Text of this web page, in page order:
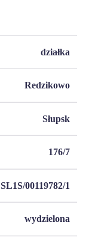
działka
Redzikowo
Słupsk
176/7
SL1S/00119782/1
wydzielona